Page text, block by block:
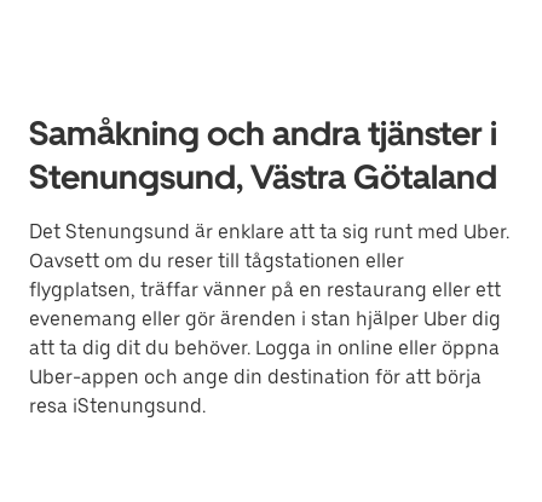
Samåkning och andra tjänster i
Stenungsund, Västra Götaland
Det Stenungsund är enklare att ta sig runt med Uber.
Oavsett om du reser till tågstationen eller
flygplatsen, träffar vänner på en restaurang eller ett
evenemang eller gör ärenden i stan hjälper Uber dig
att ta dig dit du behöver. Logga in online eller öppna
Uber-appen och ange din destination för att börja
resa iStenungsund.